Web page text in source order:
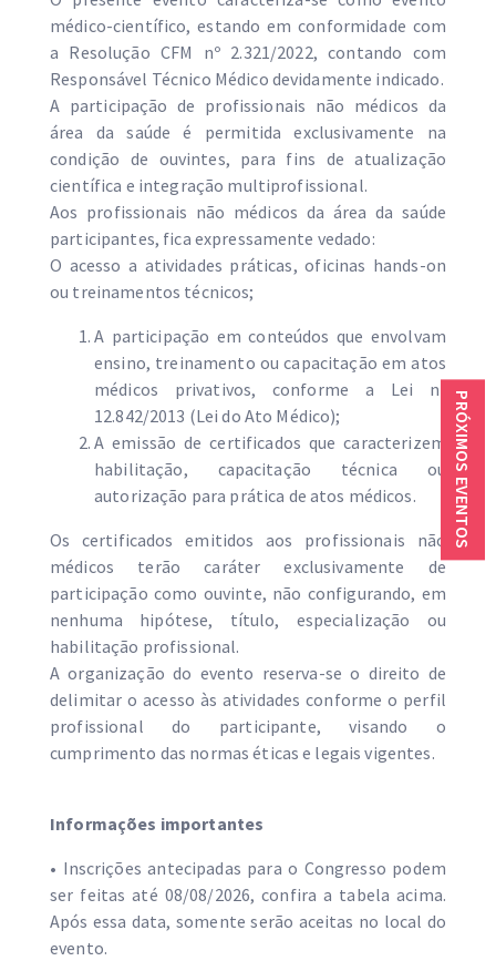
médico-científico, estando em conformidade com
a Resolução CFM nº 2.321/2022, contando com
Responsável Técnico Médico devidamente indicado.
A participação de profissionais não médicos da
área da saúde é permitida exclusivamente na
condição de ouvintes, para fins de atualização
científica e integração multiprofissional.
Aos profissionais não médicos da área da saúde
participantes, fica expressamente vedado:
O acesso a atividades práticas, oficinas hands-on
ou treinamentos técnicos;
A participação em conteúdos que envolvam
ensino, treinamento ou capacitação em atos
médicos privativos, conforme a Lei nº
12.842/2013 (Lei do Ato Médico);
A emissão de certificados que caracterizem
habilitação, capacitação técnica ou
autorização para prática de atos médicos.
Os certificados emitidos aos profissionais não
médicos terão caráter exclusivamente de
participação como ouvinte, não configurando, em
nenhuma hipótese, título, especialização ou
habilitação profissional.
A organização do evento reserva-se o direito de
delimitar o acesso às atividades conforme o perfil
profissional do participante, visando o
cumprimento das normas éticas e legais vigentes.
Informações importantes
• Inscrições antecipadas para o Congresso podem
ser feitas até 08/08/2026, confira a tabela acima.
Após essa data, somente serão aceitas no local do
evento.
PRÓXIMOS EVENTOS